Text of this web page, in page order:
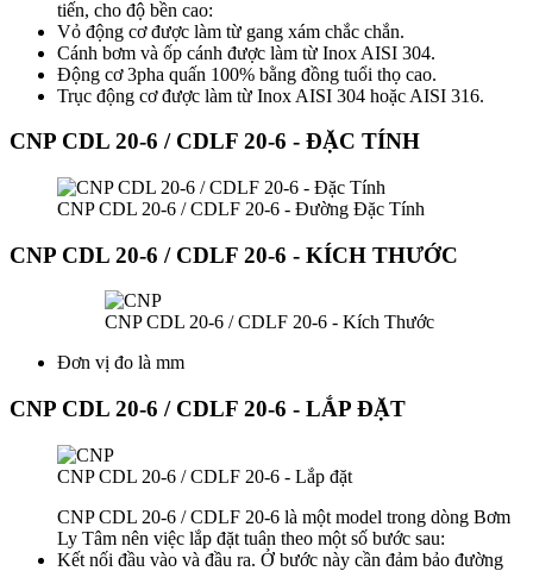
tiến, cho độ bền cao:
Vỏ động cơ được làm từ gang xám chắc chắn.
Cánh bơm và ốp cánh được làm từ Inox AISI 304.
Động cơ 3pha quấn 100% bằng đồng tuổi thọ cao.
Trục động cơ được làm từ Inox AISI 304 hoặc AISI 316.
CNP CDL 20-6 / CDLF 20-6 - ĐẶC TÍNH
CNP CDL 20-6 / CDLF 20-6 - Đường Đặc Tính
CNP CDL 20-6 / CDLF 20-6 - KÍCH THƯỚC
CNP CDL 20-6 / CDLF 20-6 - Kích Thước
Đơn vị đo là mm
CNP CDL 20-6 / CDLF 20-6 - LẮP ĐẶT
CNP CDL 20-6 / CDLF 20-6 - Lắp đặt
CNP CDL 20-6 / CDLF 20-6 là một model trong dòng Bơm
Ly Tâm nên việc lắp đặt tuân theo một số bước sau:
Kết nối đầu vào và đầu ra. Ở bước này cần đảm bảo đường